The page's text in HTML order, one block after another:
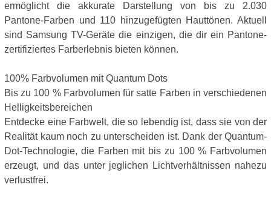
ermöglicht die akkurate Darstellung von bis zu 2.030
Pantone-Farben und 110 hinzugefügten Hauttönen. Aktuell
sind Samsung TV-Geräte die einzigen, die dir ein Pantone-
zertifiziertes Farberlebnis bieten können.
100% Farbvolumen mit Quantum Dots
Bis zu 100 % Farbvolumen für satte Farben in verschiedenen
Helligkeitsbereichen
Entdecke eine Farbwelt, die so lebendig ist, dass sie von der
Realität kaum noch zu unterscheiden ist. Dank der Quantum-
Dot-Technologie, die Farben mit bis zu 100 % Farbvolumen
erzeugt, und das unter jeglichen Lichtverhältnissen nahezu
verlustfrei.